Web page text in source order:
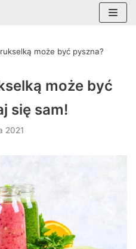
może być pyszna?
może być
się sam!
2021